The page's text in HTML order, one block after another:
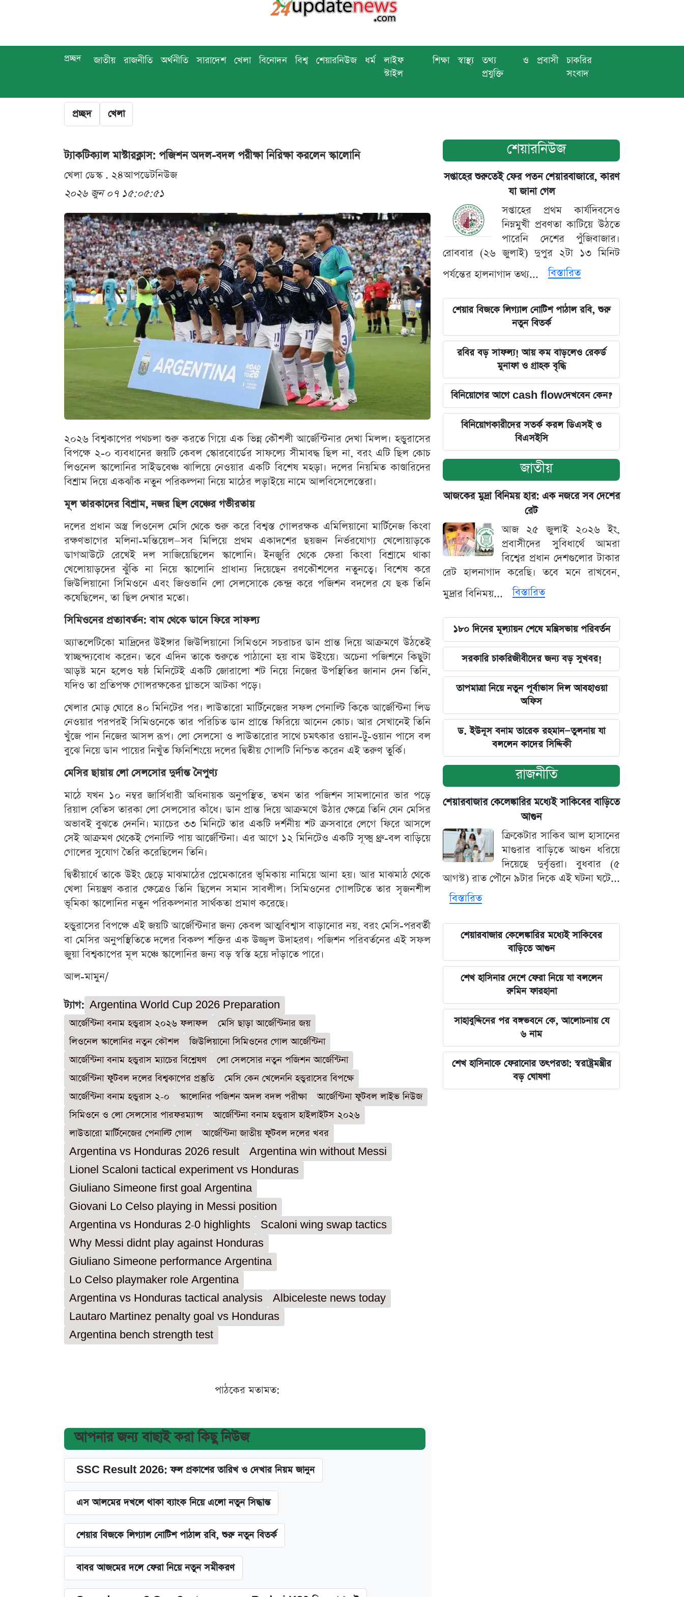
প্রচ্ছদ জাতীয় রাজনীতি অর্থনীতি সারাদেশ খেলা বিনোদন বিশ্ব শেয়ারনিউজ ধর্ম
লাইফ
স্টাইল
শিক্ষা স্বাস্থ্য
তথ্য ও
প্রযুক্তি
প্রবাসী
চাকরির
সংবাদ
প্রচ্ছদ খেলা
ট্যাকটিক্যাল মাস্টারক্লাস: পজিশন অদল-বদল পরীক্ষা নিরিক্ষা করলেন স্কালোনি
খেলা ডেস্ক . ২৪আপডেটনিউজ
২০২৬ জুন ০৭ ১৫:০৫:৫১
২০২৬ বিশ্বকাপের পথচলা শুরু করতে গিয়ে এক ভিন্ন কৌশলী আর্জেন্টিনার দেখা মিলল। হন্ডুরাসের
বিপক্ষে ২-০ ব্যবধানের জয়টি কেবল স্কোরবোর্ডের সাফল্যে সীমাবদ্ধ ছিল না, বরং এটি ছিল কোচ
লিওনেল স্কালোনির সাইডবেঞ্চ ঝালিয়ে নেওয়ার একটি বিশেষ মহড়া। দলের নিয়মিত কাণ্ডারিদের
বিশ্রাম দিয়ে একঝাঁক নতুন পরিকল্পনা নিয়ে মাঠের লড়াইয়ে নামে আলবিসেলেস্তেরা।
মূল তারকাদের বিশ্রাম, নজর ছিল বেঞ্চের গভীরতায়
দলের প্রধান অস্ত্র লিওনেল মেসি থেকে শুরু করে বিশ্বস্ত গোলরক্ষক এমিলিয়ানো মার্টিনেজ কিংবা
রক্ষণভাগের মলিনা-মন্তিয়েল—সব মিলিয়ে প্রথম একাদশের ছয়জন নির্ভরযোগ্য খেলোয়াড়কে
ডাগআউটে রেখেই দল সাজিয়েছিলেন স্কালোনি। ইনজুরি থেকে ফেরা কিংবা বিশ্রামে থাকা
খেলোয়াড়দের ঝুঁকি না নিয়ে স্কালোনি প্রাধান্য দিয়েছেন রণকৌশলের নতুনত্বে। বিশেষ করে
জিউলিয়ানো সিমিওনে এবং জিওভানি লো সেলসোকে কেন্দ্র করে পজিশন বদলের যে ছক তিনি
কষেছিলেন, তা ছিল দেখার মতো।
সিমিওনের প্রত্যাবর্তন: বাম থেকে ডানে ফিরে সাফল্য
অ্যাতলেটিকো মাদ্রিদের উইঙ্গার জিউলিয়ানো সিমিওনে সচরাচর ডান প্রান্ত দিয়ে আক্রমণে উঠতেই
স্বাচ্ছন্দ্যবোধ করেন। তবে এদিন তাকে শুরুতে পাঠানো হয় বাম উইংয়ে। অচেনা পজিশনে কিছুটা
আড়ষ্ট মনে হলেও ষষ্ঠ মিনিটেই একটি জোরালো শট নিয়ে নিজের উপস্থিতির জানান দেন তিনি,
যদিও তা প্রতিপক্ষ গোলরক্ষকের গ্লাভসে আটকা পড়ে।
খেলার মোড় ঘোরে ৪০ মিনিটের পর। লাউতারো মার্টিনেজের সফল পেনাল্টি কিকে আর্জেন্টিনা লিড
নেওয়ার পরপরই সিমিওনেকে তার পরিচিত ডান প্রান্তে ফিরিয়ে আনেন কোচ। আর সেখানেই তিনি
খুঁজে পান নিজের আসল রূপ। লো সেলসো ও লাউতারোর সাথে চমৎকার ওয়ান-টু-ওয়ান পাসে বল
বুঝে নিয়ে ডান পায়ের নিখুঁত ফিনিশিংয়ে দলের দ্বিতীয় গোলটি নিশ্চিত করেন এই তরুণ তুর্কি।
মেসির ছায়ায় লো সেলসোর দুর্দান্ত নৈপুণ্য
মাঠে যখন ১০ নম্বর জার্সিধারী অধিনায়ক অনুপস্থিত, তখন তার পজিশন সামলানোর ভার পড়ে
রিয়াল বেতিস তারকা লো সেলসোর কাঁধে। ডান প্রান্ত দিয়ে আক্রমণে উঠার ক্ষেত্রে তিনি যেন মেসির
অভাবই বুঝতে দেননি। ম্যাচের ৩৩ মিনিটে তার একটি দর্শনীয় শট ক্রসবারে লেগে ফিরে আসলে
সেই আক্রমণ থেকেই পেনাল্টি পায় আর্জেন্টিনা। এর আগে ১২ মিনিটেও একটি সূক্ষ্ম থ্রু-বল বাড়িয়ে
গোলের সুযোগ তৈরি করেছিলেন তিনি।
দ্বিতীয়ার্ধে তাকে উইং ছেড়ে মাঝমাঠের প্লেমেকারের ভূমিকায় নামিয়ে আনা হয়। আর মাঝমাঠ থেকে
খেলা নিয়ন্ত্রণ করার ক্ষেত্রেও তিনি ছিলেন সমান সাবলীল। সিমিওনের গোলটিতে তার সৃজনশীল
ভূমিকা স্কালোনির নতুন পরিকল্পনার সার্থকতা প্রমাণ করেছে।
হন্ডুরাসের বিপক্ষে এই জয়টি আর্জেন্টিনার জন্য কেবল আত্মবিশ্বাস বাড়ানোর নয়, বরং মেসি-পরবর্তী
বা মেসির অনুপস্থিতিতে দলের বিকল্প শক্তির এক উজ্জ্বল উদাহরণ। পজিশন পরিবর্তনের এই সফল
জুয়া বিশ্বকাপের মূল মঞ্চে স্কালোনির জন্য বড় স্বস্তি হয়ে দাঁড়াতে পারে।
আল-মামুন/
ট্যাগ: Argentina World Cup 2026 Preparation
আর্জেন্টিনা বনাম হন্ডুরাস ২০২৬ ফলাফল
মেসি ছাড়া আর্জেন্টিনার জয়
লিওনেল স্কালোনির নতুন কৌশল
জিউলিয়ানো সিমিওনের গোল আর্জেন্টিনা
আর্জেন্টিনা বনাম হন্ডুরাস ম্যাচের বিশ্লেষণ
লো সেলসোর নতুন পজিশন আর্জেন্টিনা
আর্জেন্টিনা ফুটবল দলের বিশ্বকাপের প্রস্তুতি
মেসি কেন খেলেননি হন্ডুরাসের বিপক্ষে
আর্জেন্টিনা বনাম হন্ডুরাস ২-০
স্কালোনির পজিশন অদল বদল পরীক্ষা
আর্জেন্টিনা ফুটবল লাইভ নিউজ
সিমিওনে ও লো সেলসোর পারফরম্যান্স
আর্জেন্টিনা বনাম হন্ডুরাস হাইলাইটস ২০২৬
লাউতারো মার্টিনেজের পেনাল্টি গোল
আর্জেন্টিনা জাতীয় ফুটবল দলের খবর
Argentina vs Honduras 2026 result
Argentina win without Messi
Lionel Scaloni tactical experiment vs Honduras
Giuliano Simeone first goal Argentina
Giovani Lo Celso playing in Messi position
Argentina vs Honduras 2-0 highlights
Scaloni wing swap tactics
Why Messi didnt play against Honduras
Giuliano Simeone performance Argentina
Lo Celso playmaker role Argentina
Argentina vs Honduras tactical analysis
Albiceleste news today
Lautaro Martinez penalty goal vs Honduras
Argentina bench strength test
পাঠকের মতামত:
আপনার জন্য বাছাই করা কিছু নিউজ
SSC Result 2026: ফল প্রকাশের তারিখ ও দেখার নিয়ম জানুন
এস আলমের দখলে থাকা ব্যাংক নিয়ে এলো নতুন সিদ্ধান্ত
শেয়ার বিজকে লিগ্যাল নোটিশ পাঠাল রবি, শুরু নতুন বিতর্ক
বাবর আজমের দলে ফেরা নিয়ে নতুন সমীকরণ
শেয়ারনিউজ
সপ্তাহের শুরুতেই ফের পতন শেয়ারবাজারে, কারণ
যা জানা গেল
সপ্তাহের প্রথম কার্যদিবসেও
নিম্নমুখী প্রবণতা কাটিয়ে উঠতে
পারেনি দেশের পুঁজিবাজার।
রোববার (২৬ জুলাই) দুপুর ২টা ১৩ মিনিট
পর্যন্তের হালনাগাদ তথ্য...
বিস্তারিত
শেয়ার বিজকে লিগ্যাল নোটিশ পাঠাল রবি, শুরু
নতুন বিতর্ক
রবির বড় সাফল্য! আয় কম বাড়লেও রেকর্ড
মুনাফা ও গ্রাহক বৃদ্ধি
বিনিয়োগের আগে cash flowদেখবেন কেন?
বিনিয়োগকারীদের সতর্ক করল ডিএসই ও
বিএসইসি
জাতীয়
আজকের মুদ্রা বিনিময় হার: এক নজরে সব দেশের
রেট
আজ ২৫ জুলাই ২০২৬ ইং,
প্রবাসীদের সুবিধার্থে আমরা
বিশ্বের প্রধান দেশগুলোর টাকার
রেট হালনাগাদ করেছি। তবে মনে রাখবেন,
মুদ্রার বিনিময়...
বিস্তারিত
১৮০ দিনের মূল্যায়ন শেষে মন্ত্রিসভায় পরিবর্তন
সরকারি চাকরিজীবীদের জন্য বড় সুখবর!
তাপমাত্রা নিয়ে নতুন পূর্বাভাস দিল আবহাওয়া
অফিস
ড. ইউনূস বনাম তারেক রহমান—তুলনায় যা
বললেন কাদের সিদ্দিকী
রাজনীতি
শেয়ারবাজার কেলেঙ্কারির মধ্যেই সাকিবের বাড়িতে
আগুন
ক্রিকেটার সাকিব আল হাসানের
মাগুরার বাড়িতে আগুন ধরিয়ে
দিয়েছে দুর্বৃত্তরা। বুধবার (৫
আগস্ট) রাত পৌনে ৯টার দিকে এই ঘটনা ঘটে...
বিস্তারিত
শেয়ারবাজার কেলেঙ্কারির মধ্যেই সাকিবের
বাড়িতে আগুন
শেখ হাসিনার দেশে ফেরা নিয়ে যা বললেন
রুমিন ফারহানা
সাহাবুদ্দিনের পর বঙ্গভবনে কে, আলোচনায় যে
৬ নাম
শেখ হাসিনাকে ফেরানোর তৎপরতা: স্বরাষ্ট্রমন্ত্রীর
বড় ঘোষণা